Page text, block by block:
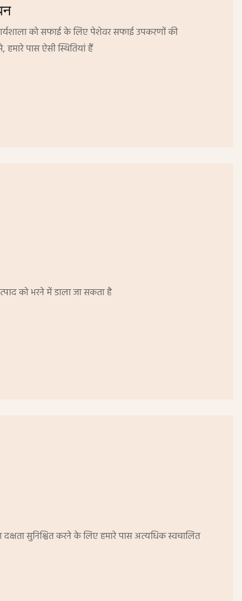
को सफाई के लिए पेशेवर सफाई उपकरणों की
पास ऐसी स्थितियां हैं
को भरने में डाला जा सकता है
सुनिश्चित करने के लिए हमारे पास अत्यधिक स्वचालित